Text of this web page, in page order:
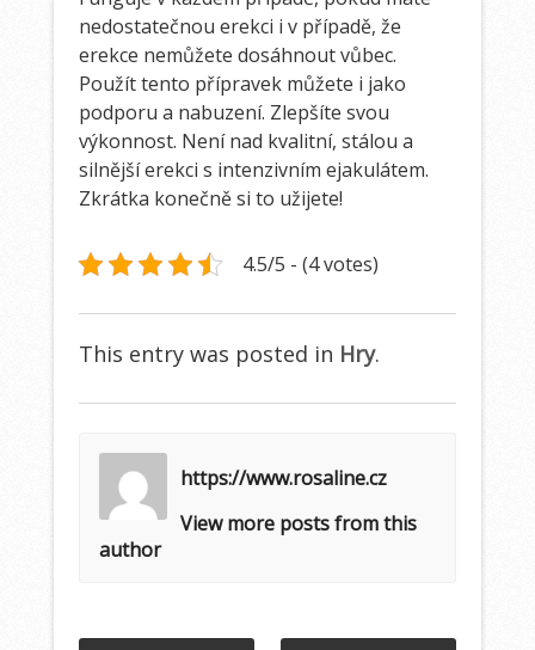
nedostatečnou erekci i v případě, že
erekce nemůžete dosáhnout vůbec.
Použít tento přípravek můžete i jako
podporu a nabuzení. Zlepšíte svou
výkonnost. Není nad kvalitní, stálou a
silnější erekci s intenzivním ejakulátem.
Zkrátka konečně si to užijete!
4.5/5 - (4 votes)
This entry was posted in Hry.
https://www.rosaline.cz
View more posts from this
author